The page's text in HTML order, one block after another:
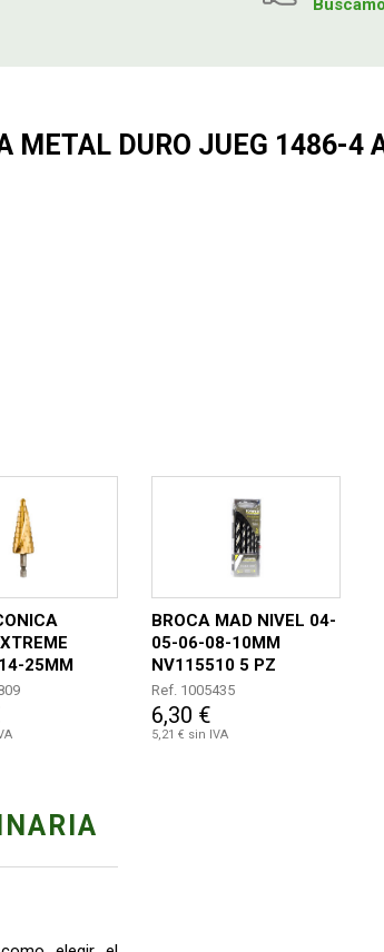
METAL DURO JUEG 1486-4
25MM
BROCA MAD NIVEL 04-
05-06-08-10MM
NV115510 5 PZ
Ref. 1005435
6,30 €
5,21 € sin IVA